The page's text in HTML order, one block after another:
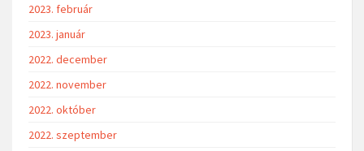
2023. február
2023. január
2022. december
2022. november
2022. október
2022. szeptember